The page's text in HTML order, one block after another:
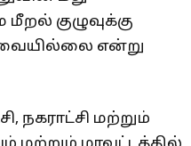
குழுவுக்கு
என்று
நகராட்சி மற்றும்